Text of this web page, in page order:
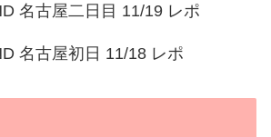
名古屋二日目 11/19 レポ
名古屋初日 11/18 レポ